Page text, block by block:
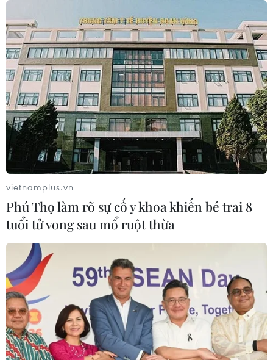
hàng hải mới qua eo biển Hormuz
04/08/2026 22:42
Cố vấn quân sự Iran tiết lộ
sốc, tuyên bố hàng trăm binh sĩ Mỹ
đã thiệt mạng
04/08/2026 15:51
Liban và Israel nối lại đàm phán trực
04/08/2026 14:56
Israel và Hội đồng Hòa bình thảo
luận giải giáp vũ khí tại Gaza
04/08/2026 05:06
Iran đề xuất thành lập liên minh an
ninh giữa các nước Hồi giáo trong
vietnamplus.vn
Phú Thọ làm rõ sự cố y khoa khiến bé trai 8
tuổi tử vong sau mổ ruột thừa